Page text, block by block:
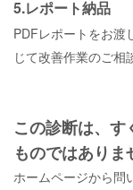
5.レポート納品
PDFレポートをお渡
じて改善作業のご相
この診断は、
ものではありま
ホームページから問